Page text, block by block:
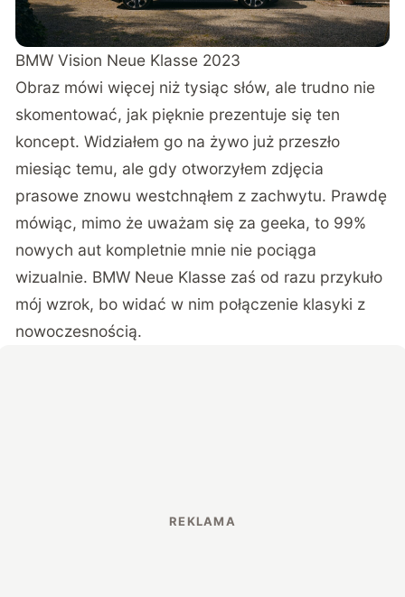
BMW Vision Neue Klasse 2023
Obraz mówi więcej niż tysiąc słów, ale trudno nie
skomentować, jak pięknie prezentuje się ten
koncept. Widziałem go na żywo już przeszło
miesiąc temu, ale gdy otworzyłem zdjęcia
prasowe znowu westchnąłem z zachwytu. Prawdę
mówiąc, mimo że uważam się za geeka, to 99%
nowych aut kompletnie mnie nie pociąga
wizualnie. BMW Neue Klasse zaś od razu przykuło
mój wzrok, bo widać w nim połączenie klasyki z
nowoczesnością.